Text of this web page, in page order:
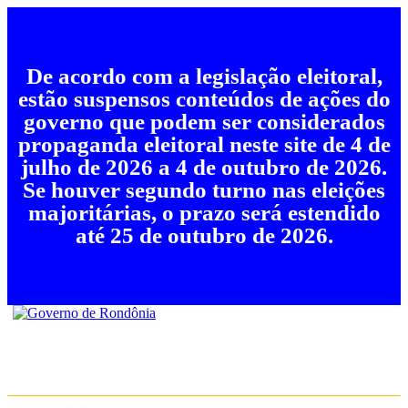
De acordo com a legislação eleitoral,
estão suspensos conteúdos de ações do
governo que podem ser considerados
propaganda eleitoral neste site de 4 de
julho de 2026 a 4 de outubro de 2026.
Se houver segundo turno nas eleições
majoritárias, o prazo será estendido
até 25 de outubro de 2026.